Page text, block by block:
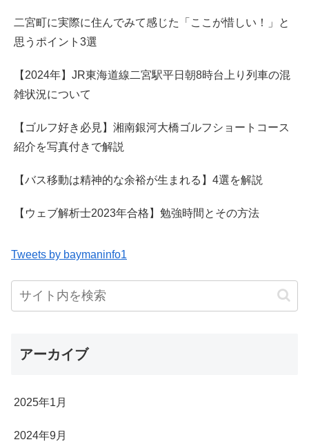
二宮町に実際に住んでみて感じた「ここが惜しい！」と
思うポイント3選
【2024年】JR東海道線二宮駅平日朝8時台上り列車の混
雑状況について
【ゴルフ好き必見】湘南銀河大橋ゴルフショートコース
紹介を写真付きで解説
【バス移動は精神的な余裕が生まれる】4選を解説
【ウェブ解析士2023年合格】勉強時間とその方法
Tweets by baymaninfo1
アーカイブ
2025年1月
2024年9月